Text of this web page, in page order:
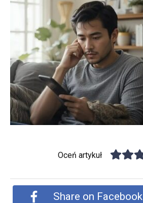
Oceń artykuł
Share on Facebook